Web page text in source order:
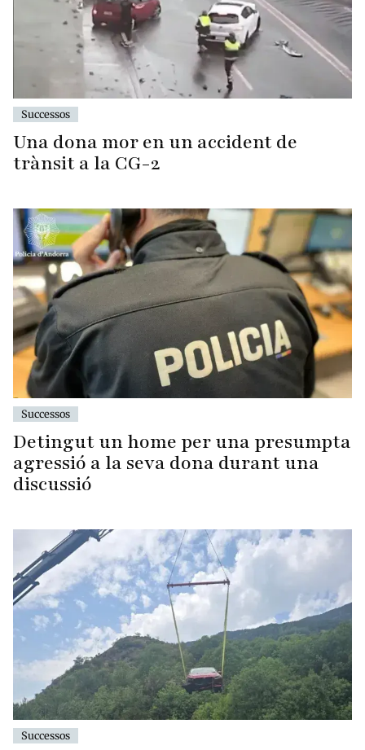
Successos
Una dona mor en un accident de
trànsit a la CG-2
Successos
Detingut un home per una presumpta
agressió a la seva dona durant una
discussió
Successos